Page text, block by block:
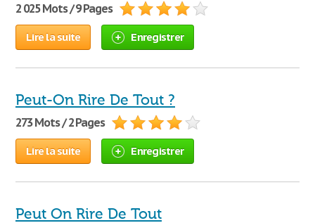
2 025 Mots / 9 Pages
Lire la suite Enregistrer
Peut-On Rire De Tout ?
273 Mots / 2 Pages
Lire la suite Enregistrer
Peut On Rire De Tout